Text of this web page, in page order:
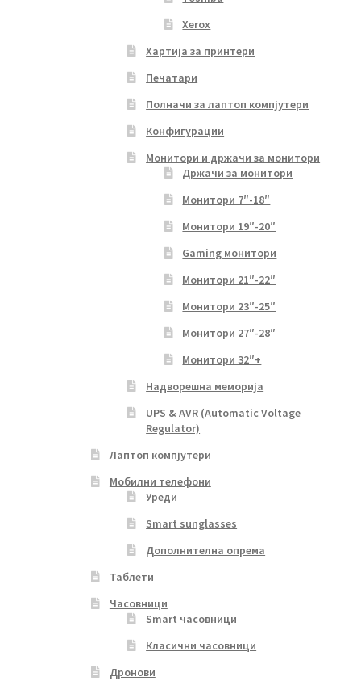
Xerox
Хартија за принтери
Печатари
Полначи за лаптоп компјутери
Конфигурации
Монитори и држачи за монитори
Држачи за монитори
Монитори 7″-18″
Монитори 19″-20″
Gaming монитори
Монитори 21″-22″
Монитори 23″-25″
Монитори 27″-28″
Монитори 32″+
Надворешна меморија
UPS & AVR (Automatic Voltage
Regulator)
Лаптоп компјутери
Мобилни телефони
Уреди
Smart sunglasses
Дополнителна опрема
Таблети
Часовници
Smart часовници
Класични часовници
Дронови